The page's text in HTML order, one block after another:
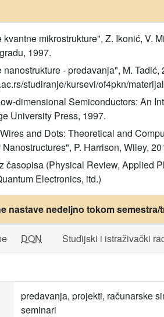
mikrostrukture", Z. Ikonić, V.
1997.
- predavanja", M. Tadić,
studiranje/kursevi/of4pkn/
dimensional Semiconductors: An
University Press, 1997.
and Dots: Theoretical and
P. Harrison, Wiley,
časopisa (Physical Review, Applied
Electronics, itd.)
nastave nedeljno tokom
DON Studijski i istraživački
predavanja, projekti, računarske
seminari